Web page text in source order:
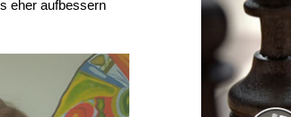
eher aufbessern